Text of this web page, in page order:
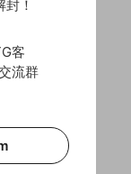
！
客
流群